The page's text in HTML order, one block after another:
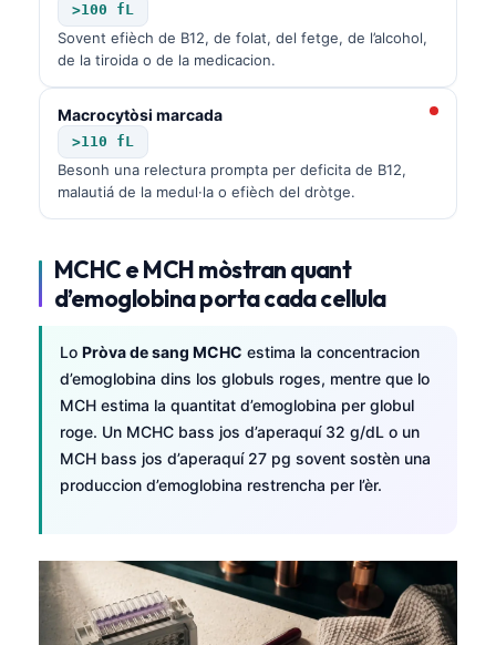
>100 fL
Sovent efièch de B12, de folat, del fetge, de l’alcohol,
de la tiroida o de la medicacion.
Macrocytòsi marcada
>110 fL
Besonh una relectura prompta per deficita de B12,
malautiá de la medul·la o efièch del dròtge.
MCHC e MCH mòstran quant
d’emoglobina porta cada cellula
Lo Pròva de sang MCHC estima la concentracion
d’emoglobina dins los globuls roges, mentre que lo
MCH estima la quantitat d’emoglobina per globul
roge. Un MCHC bass jos d’aperaquí 32 g/dL o un
MCH bass jos d’aperaquí 27 pg sovent sostèn una
produccion d’emoglobina restrencha per l’èr.